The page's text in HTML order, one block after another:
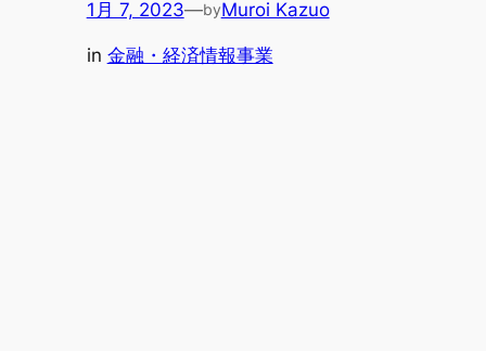
1月 7, 2023—byMuroi Kazuo
in 金融・経済情報事業